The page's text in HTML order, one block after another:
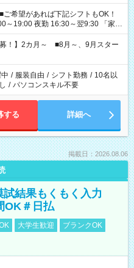
夜勤 16:30～翌9:30 「家族
を持って夕飯の準備がしたい」
」 など、ご希望を教えてください
時間。 合計で週40時間を超える場
募！】2カ月～ ■8月～、9月スター
/ 服装自由 / シフト勤務 / 10名以
/ パソコンスキル不要
する 詳細へ
掲載日：2026.08.06
試結果もくもく入力
OK＃日払
大学生歓迎
ブランクOK